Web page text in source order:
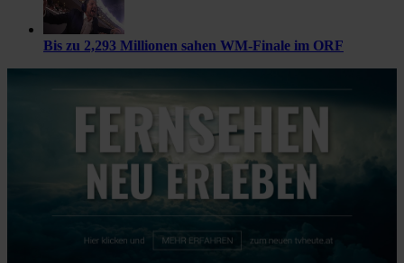
Bis zu 2,293 Millionen sahen WM-Finale im ORF